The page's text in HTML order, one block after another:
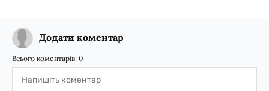
Додати коментар
Всього коментарів: 0